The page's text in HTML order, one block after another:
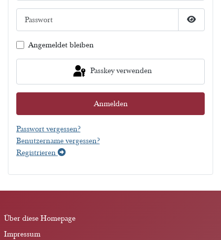
Angemeldet bleiben
Passkey verwenden
Anmelden
Passwort vergessen?
Benutzername vergessen?
Registrieren
Über diese Homepage
Impressum